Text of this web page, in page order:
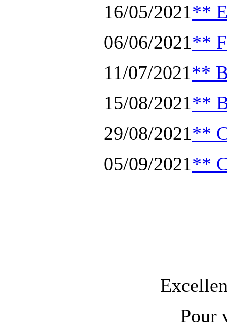
16/05/2021**
06/06/2021**
11/07/2021**
15/08/2021**
29/08/2021**
05/09/2021**
Pour